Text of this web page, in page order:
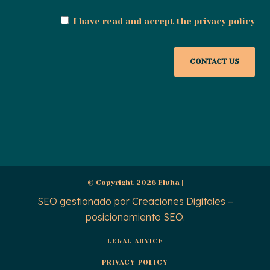
I have read and accept the privacy policy
© Copyright 2026 Eluha |
SEO gestionado por Creaciones Digitales –
posicionamiento SEO.
LEGAL ADVICE
PRIVACY POLICY